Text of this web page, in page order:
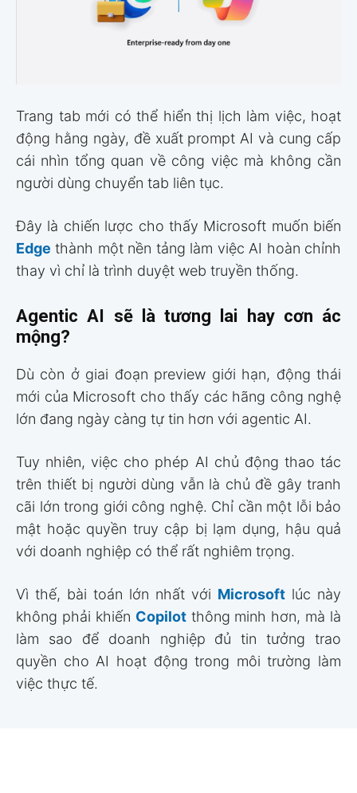
Trang tab mới có thể hiển thị lịch làm việc, hoạt
động hằng ngày, đề xuất prompt AI và cung cấp
cái nhìn tổng quan về công việc mà không cần
người dùng chuyển tab liên tục.
Đây là chiến lược cho thấy Microsoft muốn biến
Edge thành một nền tảng làm việc AI hoàn chỉnh
thay vì chỉ là trình duyệt web truyền thống.
Agentic AI sẽ là tương lai hay cơn ác
mộng?
Dù còn ở giai đoạn preview giới hạn, động thái
mới của Microsoft cho thấy các hãng công nghệ
lớn đang ngày càng tự tin hơn với agentic AI.
Tuy nhiên, việc cho phép AI chủ động thao tác
trên thiết bị người dùng vẫn là chủ đề gây tranh
cãi lớn trong giới công nghệ. Chỉ cần một lỗi bảo
mật hoặc quyền truy cập bị lạm dụng, hậu quả
với doanh nghiệp có thể rất nghiêm trọng.
Vì thế, bài toán lớn nhất với Microsoft lúc này
không phải khiến Copilotthông minh hơn, mà là
làm sao để doanh nghiệp đủ tin tưởng trao
quyền cho AI hoạt động trong môi trường làm
việc thực tế.